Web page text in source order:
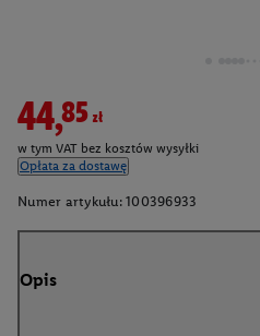
44,85zł
w tym VAT bez kosztów wysyłki
Opłata za dostawę
Numer artykułu: 100396933
Opis